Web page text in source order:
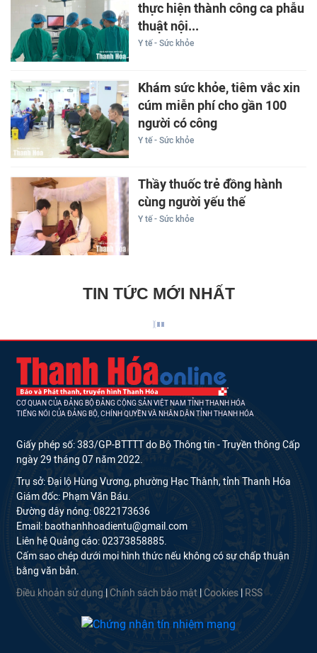
thực hiện thành công ca phẫu
thuật nội...
Y tế - Sức khỏe
Khám sức khỏe, tiêm vắc xin
cúm miễn phí cho gần 100
người có công
Y tế - Sức khỏe
Thầy thuốc trẻ đồng hành
cùng người yếu thế
Y tế - Sức khỏe
TIN TỨC MỚI NHẤT
CƠ QUAN CỦA ĐẢNG BỘ ĐẢNG CỘNG SẢN VIỆT NAM TỈNH THANH HÓA
TIẾNG NÓI CỦA ĐẢNG BỘ, CHÍNH QUYỀN VÀ NHÂN DÂN TỈNH THANH HÓA
Giấy phép số: 383/GP-BTTTT do Bộ Thông tin - Truyền thông Cấp
ngày 29 tháng 07 năm 2022.
Trụ sở: Đại lộ Hùng Vương, phường Hạc Thành, tỉnh Thanh Hóa
Giám đốc: Phạm Văn Báu.
Đường dây nóng: 0822173636
Email: baothanhhoadientu@gmail.com
Liên hệ Quảng cáo: 02373858885.
Cấm sao chép dưới mọi hình thức nếu không có sự chấp thuận
bằng văn bản.
Điều khoản sử dụng Chính sách bảo mật Cookies RSS